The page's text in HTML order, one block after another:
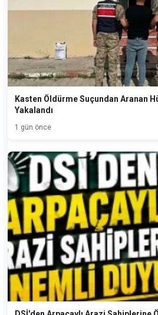
Kasten Öldürme Suçundan Aranan
Yakalandı
1 gün önce